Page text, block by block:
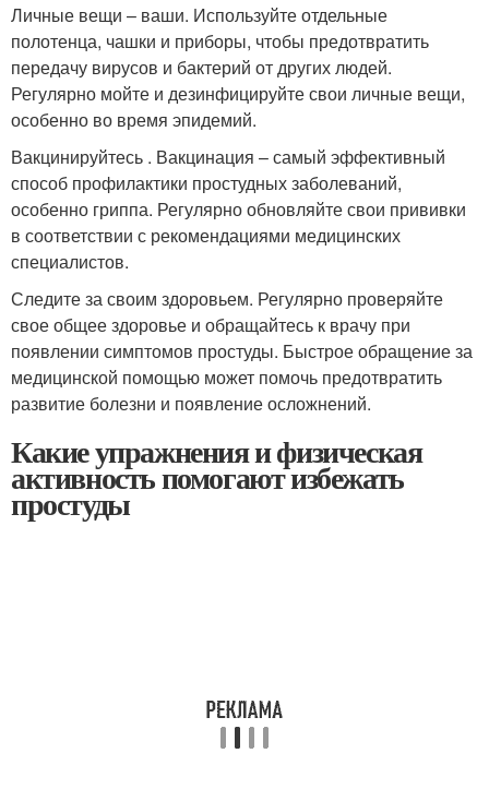
Личные вещи – ваши. Используйте отдельные
полотенца, чашки и приборы, чтобы предотвратить
передачу вирусов и бактерий от других людей.
Регулярно мойте и дезинфицируйте свои личные вещи,
особенно во время эпидемий.
Вакцинируйтесь . Вакцинация – самый эффективный
способ профилактики простудных заболеваний,
особенно гриппа. Регулярно обновляйте свои прививки
в соответствии с рекомендациями медицинских
специалистов.
Следите за своим здоровьем. Регулярно проверяйте
свое общее здоровье и обращайтесь к врачу при
появлении симптомов простуды. Быстрое обращение за
медицинской помощью может помочь предотвратить
развитие болезни и появление осложнений.
Какие упражнения и физическая
активность помогают избежать
простуды